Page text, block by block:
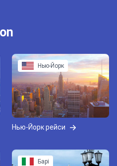
Нью-Йорк
Нью-Йорк рейси
Барі